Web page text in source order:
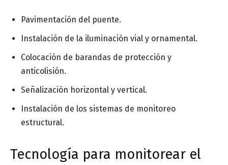
Pavimentación del puente.
Instalación de la iluminación vial y ornamental.
Colocación de barandas de protección y
anticolisión.
Señalización horizontal y vertical.
Instalación de los sistemas de monitoreo
estructural.
Tecnología para monitorear el